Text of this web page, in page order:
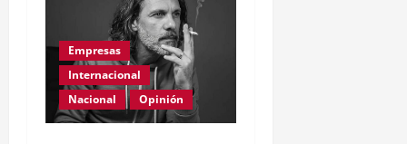
Empresas
Internacional
Nacional
Opinión